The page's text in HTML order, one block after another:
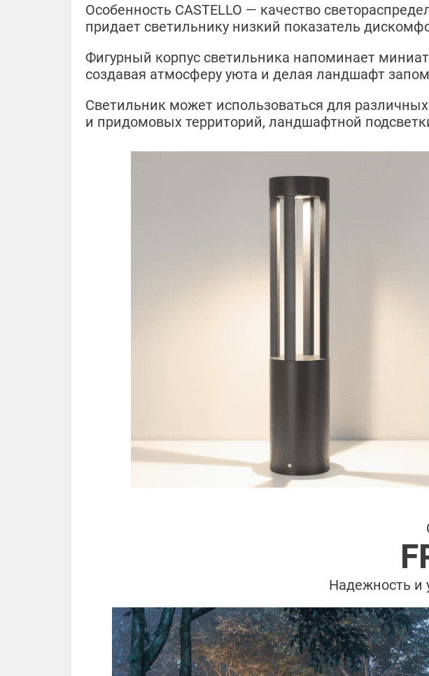
Особенность CASTELLO — качество
придает светильнику низкий показатель
Фигурный корпус светильника напоминает
создавая атмосферу уюта и делая ландшафт
Светильник может использоваться для
и придомовых территорий, ландшафтной
Надежность и